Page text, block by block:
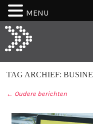
TAG ARCHIEF:
BERICHT
← Oudere berichten
MENU